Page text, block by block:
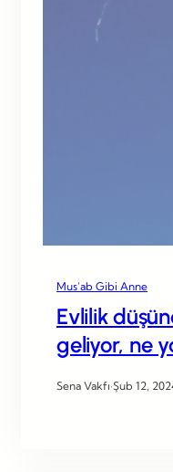
Mus’ab Gibi Anne
Evlilik
geliyor, ne
Sena Vakfı·Şub 12,